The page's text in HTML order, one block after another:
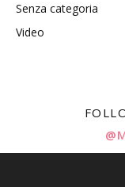
Senza categoria
Video